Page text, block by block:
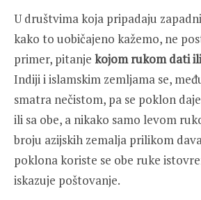
U društvima koja pripadaju
kako to uobičajeno kažemo, ne
primer, pitanje kojom rukom dati
Indiji i islamskim zemljama se,
smatra nečistom, pa se poklon
ili sa obe, a nikako samo levom
broju azijskih zemalja prilikom
poklona koriste se obe ruke
iskazuje poštovanje.